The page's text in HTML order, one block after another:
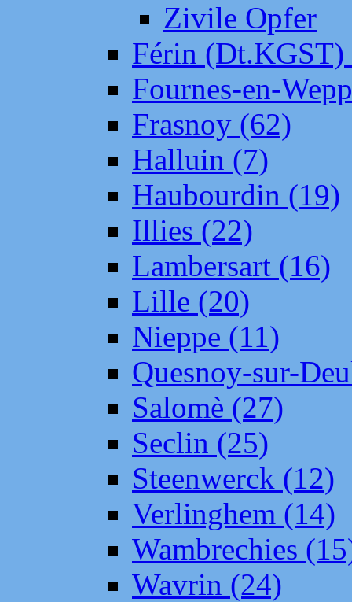
Zivile Opfer
Férin (Dt.KGST)
Fournes-en-
Frasnoy (62)
Halluin (7)
Haubourdin (19)
Illies (22)
Lambersart (16)
Lille (20)
Nieppe (11)
Quesnoy-sur-
Salomè (27)
Seclin (25)
Steenwerck (12)
Verlinghem (14)
Wambrechies
Wavrin (24)